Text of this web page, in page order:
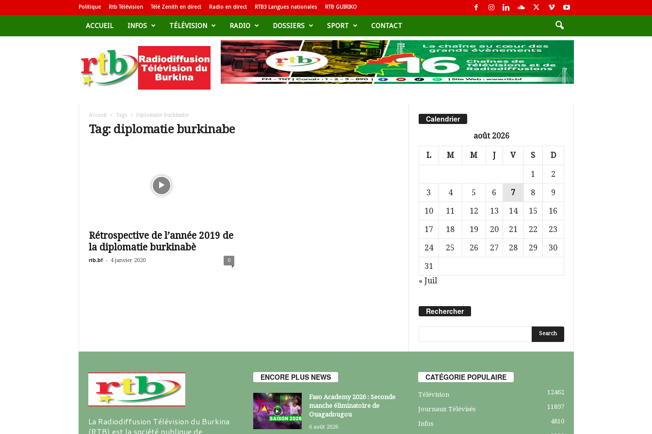
Politique Rtb Télévision Télé Zenith en direct Radio en direct RTB3 Langues nationales RTB GUIRIKO
ACCUEIL INFOS TÉLÉVISION RADIO DOSSIERS SPORT CONTACT
d
i
i
Accueil Tags Diplomatie burkinabe
Tag: diplomatie burkinabe
Rétrospective de l’année 2019 de
la diplomatie burkinabè
rtb.bf - 4 janvier 2020 0
Calendrier
août 2026
L M M J V S D
1
2
3
4 5 6 7 8
9
10
11 12 13 14 15
16
17
18 19 20 21 22
23
24
25 26 27 28 29
30
31
« Juil
Rechercher
La Radiodiffusion Télévision du Burkina
(RTB) est la société publique de
ENCORE PLUS NEWS
Faso Academy 2026 : Seconde
manche éliminatoire de
Ouagadougou
6 août 2026
CATÉGORIE POPULAIRE
Télévision 12462
Journaux Télévisés 11897
Infos
4810